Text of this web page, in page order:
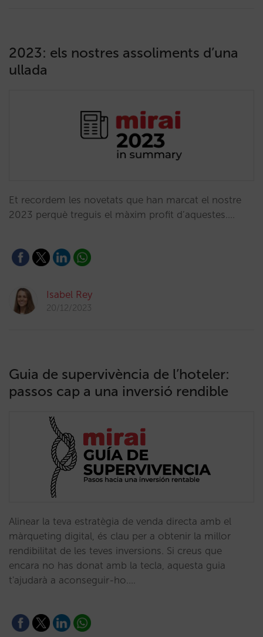
2023: els nostres assoliments d’una
ullada
Et recordem les novetats que han marcat el nostre
2023 perquè treguis el màxim profit d’aquestes.…
Isabel Rey
20/12/2023
Guia de supervivència de l’hoteler:
passos cap a una inversió rendible
Alinear la teva estratègia de venda directa amb el
màrqueting digital, és clau per a obtenir la millor
rendibilitat de les teves inversions. Si creus que
encara no has donat amb la tecla, aquesta guia
t'ajudarà a aconseguir-ho.…